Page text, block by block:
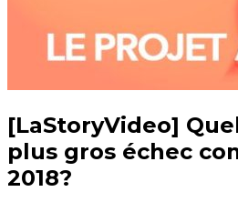
[LaStoryVideo]
plus gros échec
2018?